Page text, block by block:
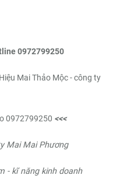
0972799250
Mai Thảo Mộc - công ty
0972799250 <<<
Mai Mai Phương
- kĩ năng kinh doanh